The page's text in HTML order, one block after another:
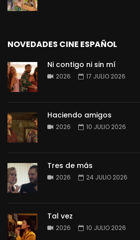
NOVEDADES CINE ESPAÑOL
Ni contigo ni sin mí
2026 17 JULIO 2026
Haciendo amigos
2026 10 JULIO 2026
Tres de más
2026 24 JULIO 2026
Tal vez
2026 10 JULIO 2026